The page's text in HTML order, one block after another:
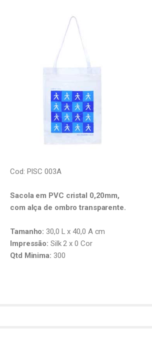
Cod: PISC 003A
Sacola em PVC cristal 0,20mm,
com alça de ombro transparente.
Tamanho: 30,0 L x 40,0 A cm
Impressão: Silk 2 x 0 Cor
Qtd Minima: 300